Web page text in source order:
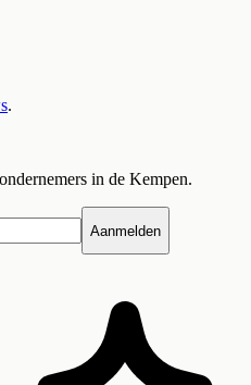
.
in de Kempen.
Aanmelden